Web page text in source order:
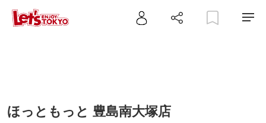
ほっともっと 豊島南大塚店